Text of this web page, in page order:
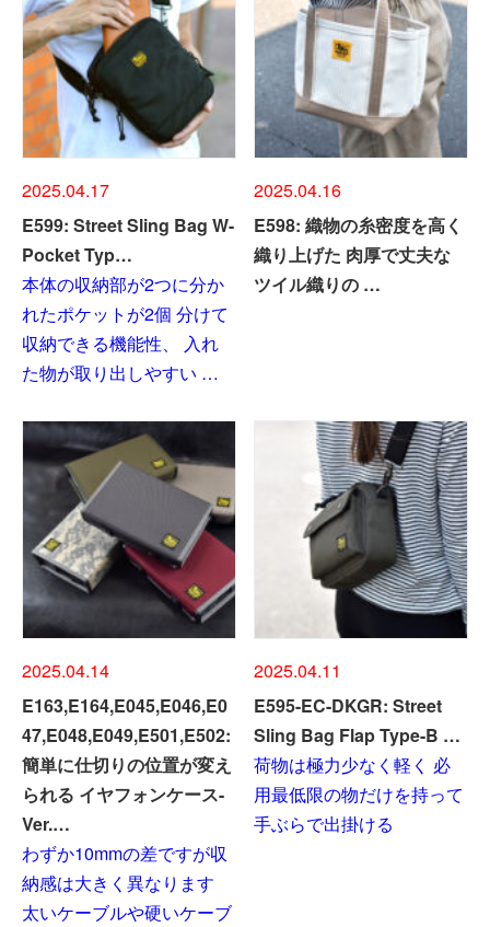
2025.04.17
E599: Street Sling Bag W-
Pocket Typ…
本体の収納部が2つに分か
れたポケットが2個 分けて
収納できる機能性、 入れ
た物が取り出しやすい …
2025.04.16
E598: 織物の糸密度を高く
織り上げた 肉厚で丈夫な
ツイル織りの …
2025.04.14
E163,E164,E045,E046,E0
47,E048,E049,E501,E502:
簡単に仕切りの位置が変え
られる イヤフォンケース-
Ver.…
わずか10mmの差ですが収
納感は大きく異なります
太いケーブルや硬いケーブ
2025.04.11
E595-EC-DKGR: Street
Sling Bag Flap Type-B …
荷物は極力少なく軽く 必
用最低限の物だけを持って
手ぶらで出掛ける